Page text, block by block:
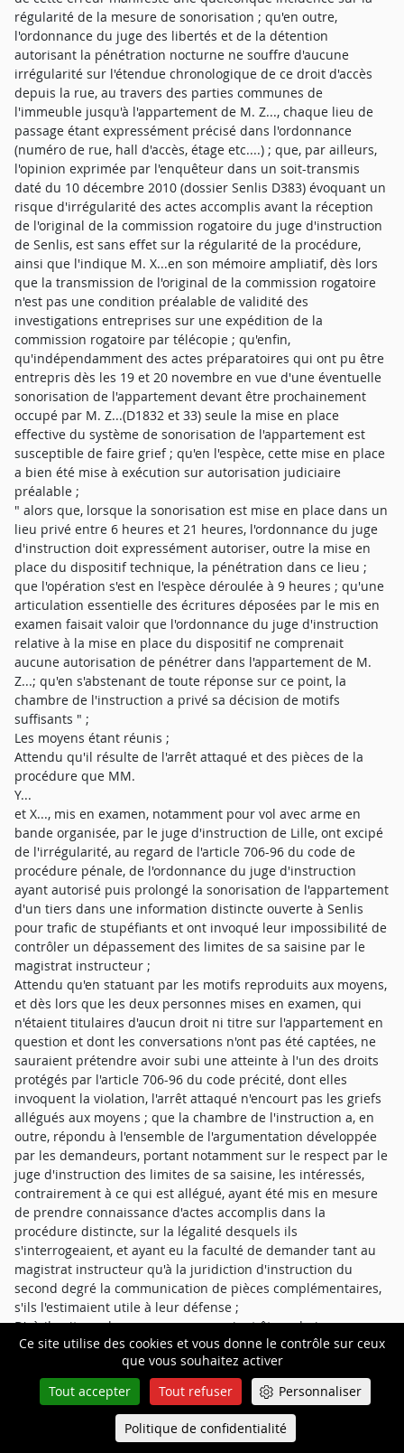
Ce site utilise des cookies et vous donne le contrôle sur ceux
que vous souhaitez activer
Tout accepter
Tout refuser Personnaliser
Politique de confidentialité
régularité de la mesure de sonorisation ; qu'en outre,
l'ordonnance du juge des libertés et de la détention
autorisant la pénétration nocturne ne souffre d'aucune
irrégularité sur l'étendue chronologique de ce droit d'accès
depuis la rue, au travers des parties communes de
l'immeuble jusqu'à l'appartement de M. Z..., chaque lieu de
passage étant expressément précisé dans l'ordonnance
(numéro de rue, hall d'accès, étage etc....) ; que, par ailleurs,
l'opinion exprimée par l'enquêteur dans un soit-transmis
daté du 10 décembre 2010 (dossier Senlis D383) évoquant un
risque d'irrégularité des actes accomplis avant la réception
de l'original de la commission rogatoire du juge d'instruction
de Senlis, est sans effet sur la régularité de la procédure,
ainsi que l'indique M. X...en son mémoire ampliatif, dès lors
que la transmission de l'original de la commission rogatoire
n'est pas une condition préalable de validité des
investigations entreprises sur une expédition de la
commission rogatoire par télécopie ; qu'enfin,
qu'indépendamment des actes préparatoires qui ont pu être
entrepris dès les 19 et 20 novembre en vue d'une éventuelle
sonorisation de l'appartement devant être prochainement
occupé par M. Z...(D1832 et 33) seule la mise en place
effective du système de sonorisation de l'appartement est
susceptible de faire grief ; qu'en l'espèce, cette mise en place
a bien été mise à exécution sur autorisation judiciaire
préalable ;
" alors que, lorsque la sonorisation est mise en place dans un
lieu privé entre 6 heures et 21 heures, l'ordonnance du juge
d'instruction doit expressément autoriser, outre la mise en
place du dispositif technique, la pénétration dans ce lieu ;
que l'opération s'est en l'espèce déroulée à 9 heures ; qu'une
articulation essentielle des écritures déposées par le mis en
examen faisait valoir que l'ordonnance du juge d'instruction
relative à la mise en place du dispositif ne comprenait
aucune autorisation de pénétrer dans l'appartement de M.
Z...; qu'en s'abstenant de toute réponse sur ce point, la
chambre de l'instruction a privé sa décision de motifs
suffisants " ;
Les moyens étant réunis ;
Attendu qu'il résulte de l'arrêt attaqué et des pièces de la
procédure que MM.
Y...
et X..., mis en examen, notamment pour vol avec arme en
bande organisée, par le juge d'instruction de Lille, ont excipé
de l'irrégularité, au regard de l'article 706-96 du code de
procédure pénale, de l'ordonnance du juge d'instruction
ayant autorisé puis prolongé la sonorisation de l'appartement
d'un tiers dans une information distincte ouverte à Senlis
pour trafic de stupéfiants et ont invoqué leur impossibilité de
contrôler un dépassement des limites de sa saisine par le
magistrat instructeur ;
Attendu qu'en statuant par les motifs reproduits aux moyens,
et dès lors que les deux personnes mises en examen, qui
n'étaient titulaires d'aucun droit ni titre sur l'appartement en
question et dont les conversations n'ont pas été captées, ne
sauraient prétendre avoir subi une atteinte à l'un des droits
protégés par l'article 706-96 du code précité, dont elles
invoquent la violation, l'arrêt attaqué n'encourt pas les griefs
allégués aux moyens ; que la chambre de l'instruction a, en
outre, répondu à l'ensemble de l'argumentation développée
par les demandeurs, portant notamment sur le respect par le
juge d'instruction des limites de sa saisine, les intéressés,
contrairement à ce qui est allégué, ayant été mis en mesure
de prendre connaissance d'actes accomplis dans la
procédure distincte, sur la légalité desquels ils
s'interrogeaient, et ayant eu la faculté de demander tant au
magistrat instructeur qu'à la juridiction d'instruction du
second degré la communication de pièces complémentaires,
s'ils l'estimaient utile à leur défense ;
D'où il suit que les moyens ne sauraient être admis ;
Sur le troisième moyen proposé par la société civile
professionnelle Waquet, Farge et Hazan pour M. X..., pris de
la violation des articles 152, 171 et 593 du code de procédure
pénale, défaut de motifs, manque de base légale ;
" en ce que l'arrêt attaqué, écartant la nullité des auditions
Queue-Fair